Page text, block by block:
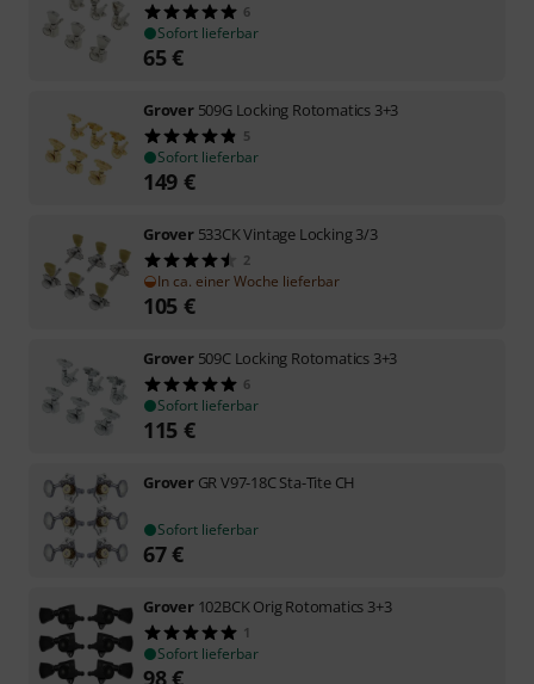
6
Sofort lieferbar
65€
Grover 509G Locking Rotomatics 3+3
5
Sofort lieferbar
149 €
Grover 533CK Vintage Locking 3/3
2
In ca. einer Woche lieferbar
105 €
Grover 509C Locking Rotomatics 3+3
6
Sofort lieferbar
115 €
Grover GR V97-18C Sta-Tite CH
Sofort lieferbar
67€
Grover 102BCK Orig Rotomatics 3+3
1
Sofort lieferbar
98€